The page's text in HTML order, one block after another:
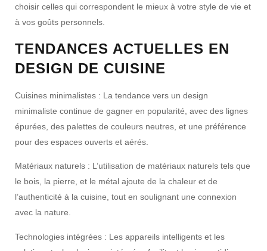
choisir celles qui correspondent le mieux à votre style de vie et
à vos goûts personnels.
TENDANCES ACTUELLES EN
DESIGN DE CUISINE
Cuisines minimalistes : La tendance vers un design
minimaliste continue de gagner en popularité, avec des lignes
épurées, des palettes de couleurs neutres, et une préférence
pour des espaces ouverts et aérés.
Matériaux naturels : L’utilisation de matériaux naturels tels que
le bois, la pierre, et le métal ajoute de la chaleur et de
l’authenticité à la cuisine, tout en soulignant une connexion
avec la nature.
Technologies intégrées : Les appareils intelligents et les